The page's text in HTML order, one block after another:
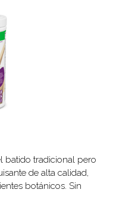
batido tradicional pero
de alta calidad,
botánicos. Sin